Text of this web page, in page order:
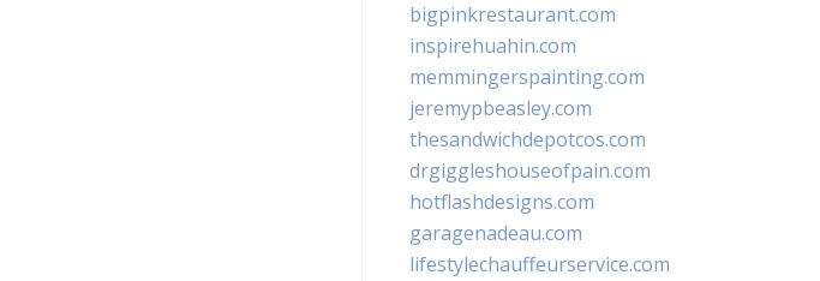
bigpinkrestaurant.com
inspirehuahin.com
memmingerspainting.com
jeremypbeasley.com
thesandwichdepotcos.com
drgiggleshouseofpain.com
hotflashdesigns.com
garagenadeau.com
lifestylechauffeurservice.com